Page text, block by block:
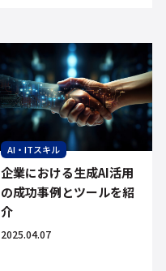
AI・ITスキル
企業における生成AI活用
の成功事例とツールを紹
介
2025.04.07